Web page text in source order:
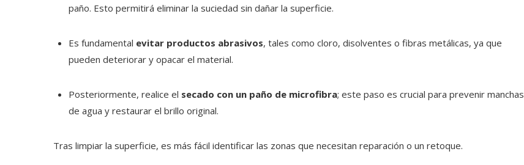
paño. Esto permitirá eliminar la suciedad sin dañar la superficie.
Es fundamental evitar productos abrasivos, tales como cloro, disolventes o fibras metálicas, ya que
pueden deteriorar y opacar el material.
Posteriormente, realice el secado con un paño de microfibra; este paso es crucial para prevenir manchas
de agua y restaurar el brillo original.
Tras limpiar la superficie, es más fácil identificar las zonas que necesitan reparación o un retoque.